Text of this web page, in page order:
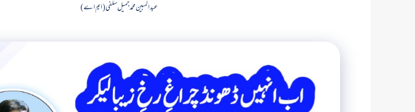
عبد المبین محمد جمیل سلفی (ایم اے)